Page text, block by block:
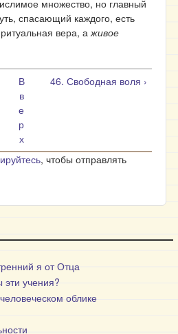
множество, но главный
спасающий каждого, есть
вера, аживое
В
в
е
р
х
46. Свободная воля ›
, чтобы отправлять
я от Отца
учения?
облике